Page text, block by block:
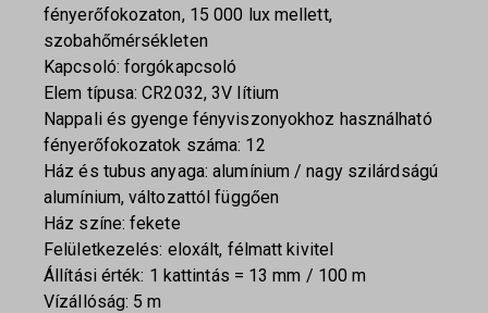
fényerőfokozaton, 15 000 lux mellett,
szobahőmérsékleten
Kapcsoló: forgókapcsoló
Elem típusa: CR2032, 3V lítium
Nappali és gyenge fényviszonyokhoz használható
fényerőfokozatok száma: 12
Ház és tubus anyaga: alumínium / nagy szilárdságú
alumínium, változattól függően
Ház színe: fekete
Felületkezelés: eloxált, félmatt kivitel
Állítási érték: 1 kattintás = 13 mm / 100 m
Vízállóság: 5 m